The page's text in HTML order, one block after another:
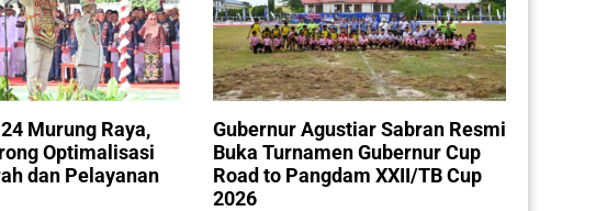
Murung Raya,
Optimalisasi
dan Pelayanan
Gubernur Agustiar Sabran Resmi
Buka Turnamen Gubernur Cup
Road to Pangdam XXII/TB Cup
2026